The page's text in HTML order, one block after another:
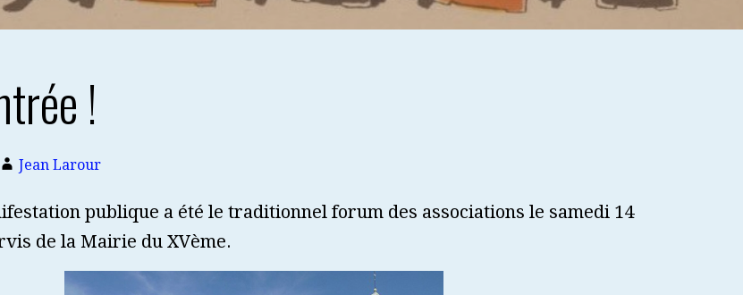
!
Jean Larour
publique a été le traditionnel forum des associations le samedi 14
de la Mairie du XVème.